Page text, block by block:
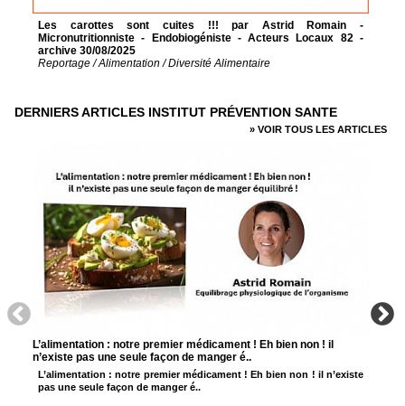
Les carottes sont cuites !!! par Astrid Romain -
Micronutritionniste - Endobiogéniste - Acteurs Locaux 82 -
archive 30/08/2025
Reportage / Alimentation / Diversité Alimentaire
DERNIERS ARTICLES INSTITUT PRÉVENTION SANTE
» VOIR TOUS LES ARTICLES
L’alimentation : notre premier médicament ! Eh bien non ! il
n’existe pas une seule façon de manger é..
L’alimentation : notre premier médicament ! Eh bien non ! il n’existe
pas une seule façon de manger é..